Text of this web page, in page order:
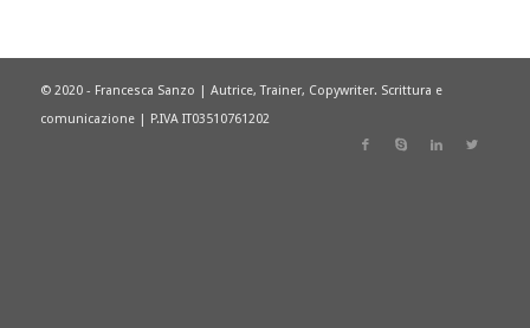
© 2020 - Francesca Sanzo | Autrice, Trainer, Copywriter. Scrittura e
comunicazione | P.IVA IT03510761202